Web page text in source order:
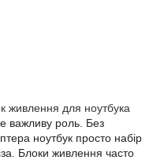
живлення для ноутбука
важливу роль. Без
ноутбук просто набір
Блоки живлення часто